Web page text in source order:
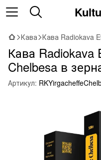
Кава Кава Radiokava
Кава Radiokava
Chelbesa в
Артикул: